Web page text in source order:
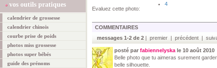
vos outils pratiques
calendrier de grossesse
calendrier chinois
courbe prise de poids
photos miss grossesse
photos super bébés
guide des prénoms
Evaluez cette photo:
4
COMMENTAIRES
messages 1-2 de 2 | premier | précédent |
posté par fabiennelyska le 10 août 2010
Belle photo que tu aimeras surement
belle silhouette.